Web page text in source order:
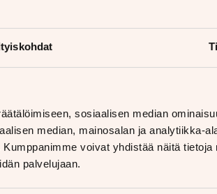
sosiaalisen median
median, mainosalan ja analytiikka-
voivat yhdistää näitä tietoja
palvelujaan.
Huolto